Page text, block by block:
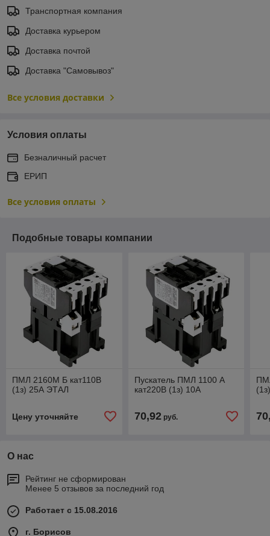
Транспортная компания
Доставка курьером
Доставка почтой
Доставка "Самовывоз"
Все условия доставки
Условия оплаты
Безналичный расчет
ЕРИП
Все условия оплаты
Подобные товары компании
ПМЛ 2160М Б кат110В
(1з) 25А ЭТАЛ
Цену уточняйте
Пускатель ПМЛ 1100 А
кат220В (1з) 10А
70,92руб.
О нас
Рейтинг не сформирован
Менее 5 отзывов за последний год
Работает с 15.08.2016
г. Борисов